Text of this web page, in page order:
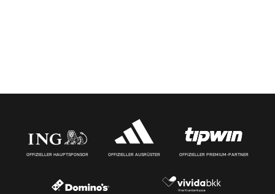
OFFIZIELLER HAUPTSPONSOR OFFIZIELLER AUSRÜSTER OFFIZIELLER PREMIUM-PARTNER